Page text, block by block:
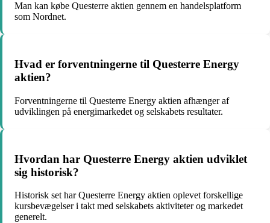
Man kan købe Questerre aktien gennem en handelsplatform
som Nordnet.
Hvad er forventningerne til Questerre Energy
aktien?
Forventningerne til Questerre Energy aktien afhænger af
udviklingen på energimarkedet og selskabets resultater.
Hvordan har Questerre Energy aktien udviklet
sig historisk?
Historisk set har Questerre Energy aktien oplevet forskellige
kursbevægelser i takt med selskabets aktiviteter og markedet
generelt.